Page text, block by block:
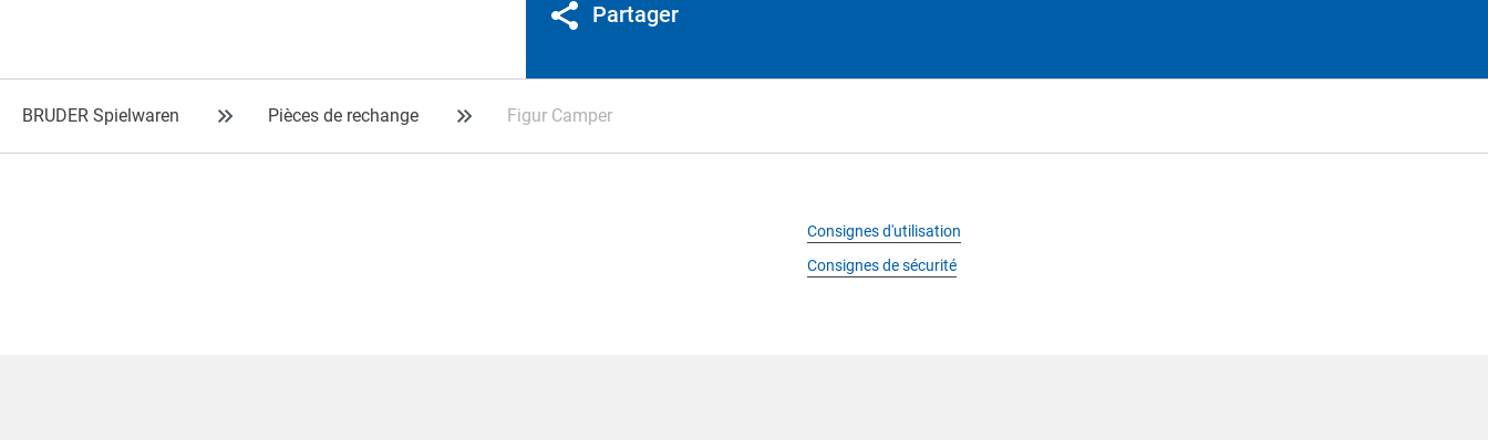
Partager
BRUDER Spielwaren Pièces de rechange Figur Camper
Consignes d'utilisation
Consignes de sécurité